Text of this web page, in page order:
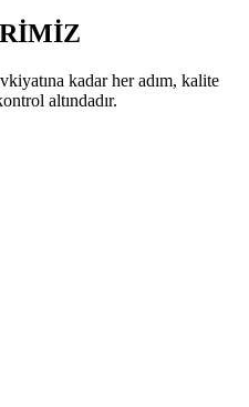
kadar her adım, kalite
altındadır.